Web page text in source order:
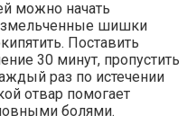
можно начать
шишки
Поставить
30 минут, пропустить
раз по истечении
отвар помогает
болями.